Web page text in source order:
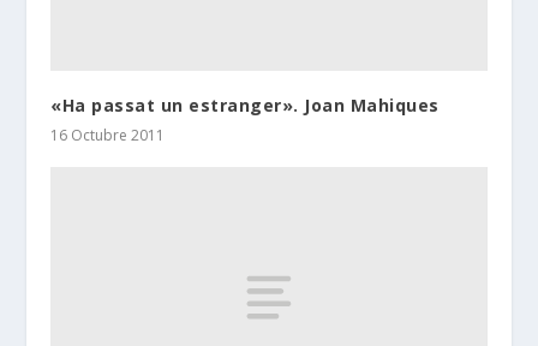
«Ha passat un estranger». Joan Mahiques
16 Octubre 2011